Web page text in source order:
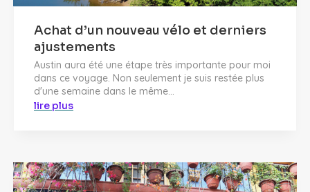
Achat d’un nouveau vélo et derniers
ajustements
Austin aura été une étape très importante pour moi
dans ce voyage. Non seulement je suis restée plus
d'une semaine dans le même...
lire plus